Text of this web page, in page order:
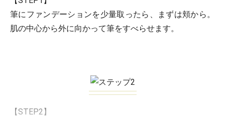
筆にファンデーションを少量取ったら、まずは頬から。
肌の中心から外に向かって筆をすべらせます。
【STEP2】